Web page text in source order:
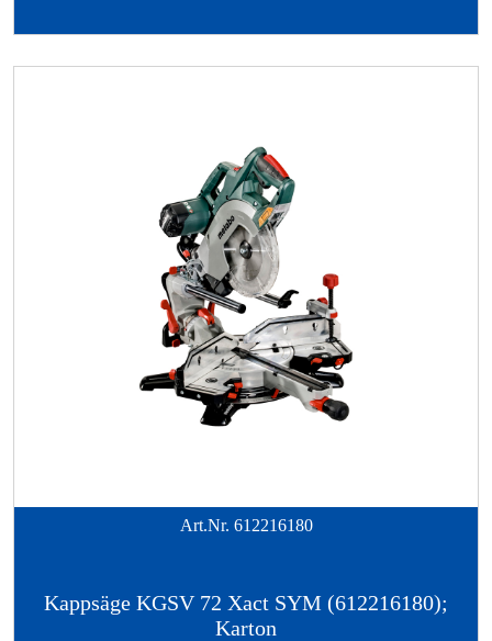
Art.Nr. 612216180
Kappsäge KGSV 72 Xact SYM (612216180);
Karton